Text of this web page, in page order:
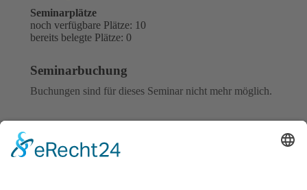
Seminarplätze
noch verfügbare Plätze: 10
bereits belegte Plätze: 0
Seminarbuchung
Buchungen sind für dieses Seminar nicht mehr möglich.